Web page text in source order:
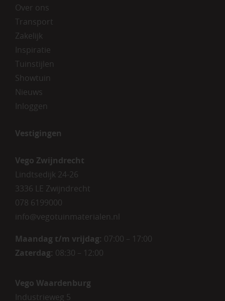
Over ons
Transport
Zakelijk
Inspiratie
Tuinstijlen
Showtuin
Nieuws
Inloggen
Vestigingen
Vego Zwijndrecht
Lindtsedijk 24-26
3336 LE Zwijndrecht
078 6199000
info@vegotuinmaterialen.nl
Maandag t/m vrijdag: 07:00 – 17:00
Zaterdag: 08:30 – 12:00
Vego Waardenburg
Industrieweg 5